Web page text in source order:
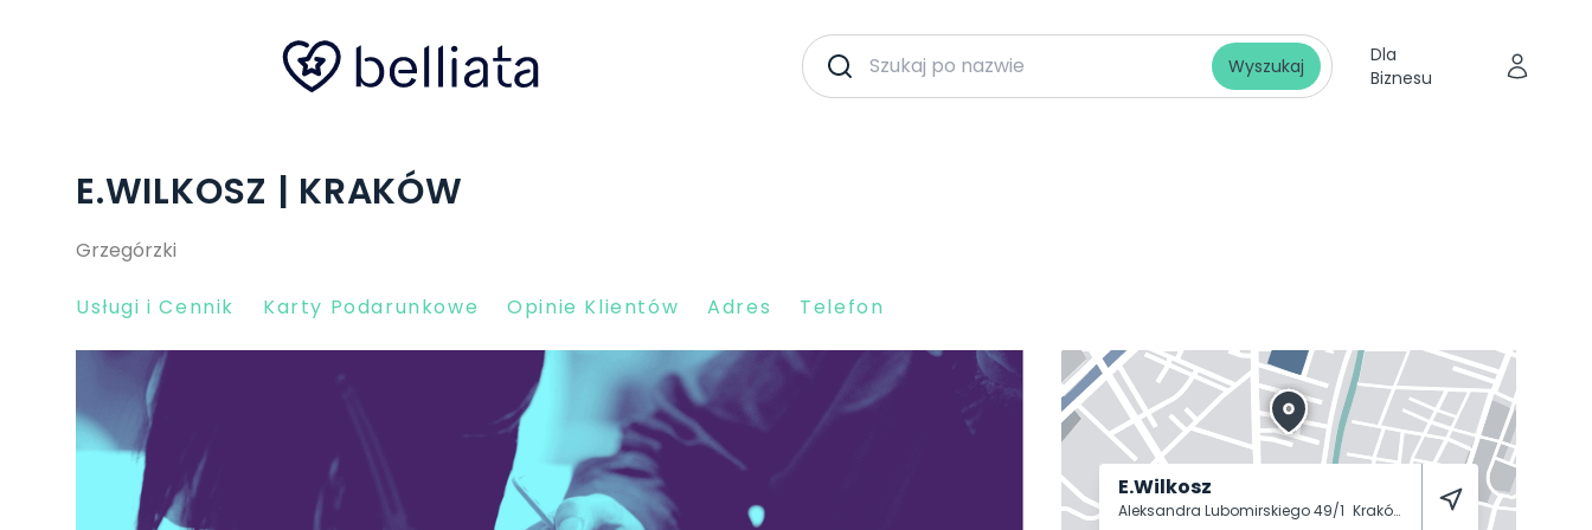
Wyszukaj
Dla
Biznesu
E.WILKOSZ | KRAKÓW
Grzegórzki
Usługi i Cennik Karty Podarunkowe Opinie Klientów Adres Telefon
E.Wilkosz
Aleksandra Lubomirskiego 49/1 Kraków 31-509